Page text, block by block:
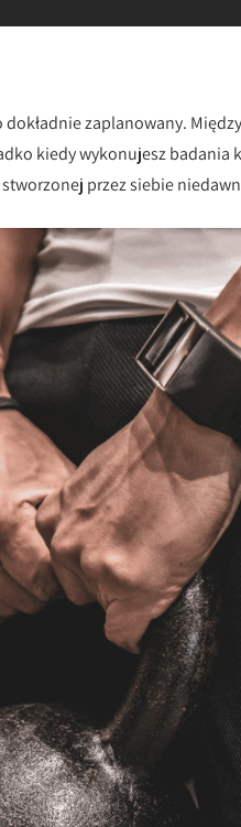
zaplanowany.
kiedy wykonujesz
przez siebie